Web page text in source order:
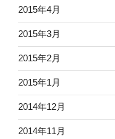
2015年4月
2015年3月
2015年2月
2015年1月
2014年12月
2014年11月